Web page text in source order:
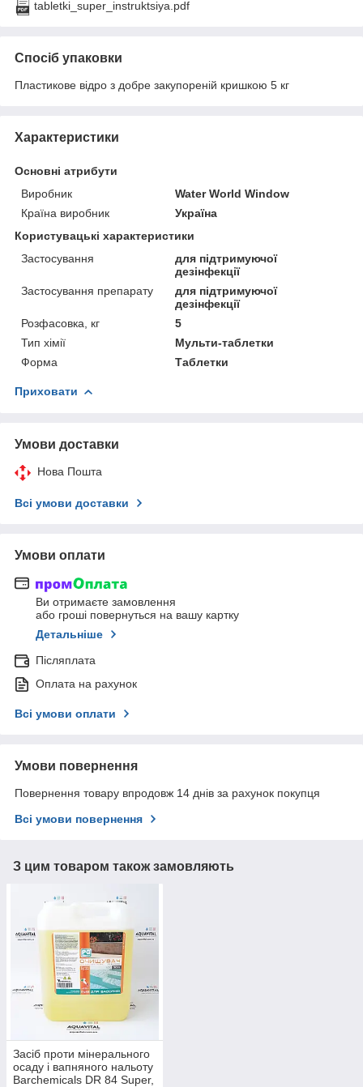
tabletki_super_instruktsiya.pdf
Спосіб упаковки
Пластикове відро з добре закупореній кришкою 5 кг
Характеристики
Основні атрибути
Виробник
Water World Window
Країна виробник
Україна
Користувацькі характеристики
Застосування
для підтримуючої
дезінфекції
Застосування препарату
для підтримуючої
дезінфекції
Розфасовка, кг
5
Тип хімії
Мульти-таблетки
Форма
Таблетки
Приховати
Умови доставки
Нова Пошта
Всі умови доставки
Умови оплати
Ви отримаєте замовлення
або гроші повернуться на вашу картку
Детальніше
Післяплата
Оплата на рахунок
Всі умови оплати
Умови повернення
Повернення товару впродовж 14 днів за рахунок покупця
Всі умови повернення
З цим товаром також замовляють
Засіб проти мінерального
осаду і вапняного нальоту
Barchemicals DR 84 Super,